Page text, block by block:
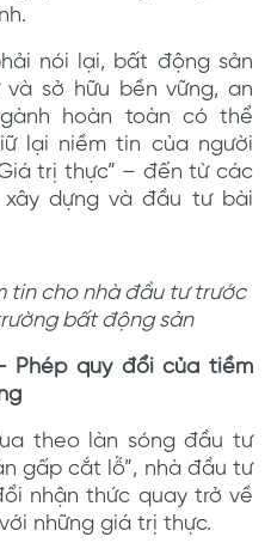
nói lại, bất động sản
sở hữu bền vững, an
hoàn toàn có thể
lại niềm tin của người
trị thực” – đến từ các
dựng và đầu tư bài
tin cho nhà đầu tư trước
bất động sản
Phép quy đổi của tiềm
theo làn sóng đầu tư
gấp cắt lỗ”, nhà đầu tư
nhận thức quay trở về
những giá trị thực.